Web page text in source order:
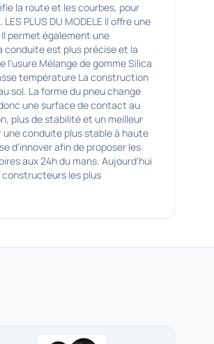
la route et les courbes, pour
PLUS DU MODELE Il offre une
permet également une
conduite est plus précise et la
l'usure Mélange de gomme Silica
température La construction
sol. La forme du pneu change
une surface de contact au
plus de stabilité et un meilleur
conduite plus stable à haute
d'innover afin de proposer les
aux 24h du mans. Aujourd'hui
constructeurs les plus